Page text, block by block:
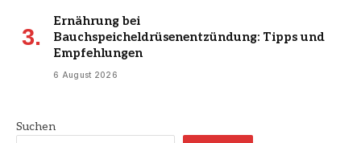
Ernährung bei
Bauchspeicheldrüsenentzündung: Tipps und
Empfehlungen
6 August 2026
Suchen